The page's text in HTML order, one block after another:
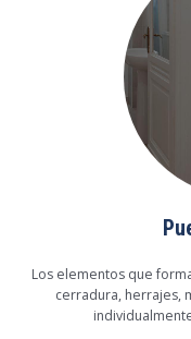
Los elementos que
cerradura, herrajes,